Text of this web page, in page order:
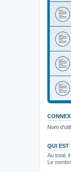
Nom
QUI EST
Au total,
Le